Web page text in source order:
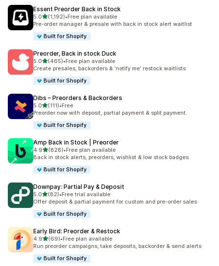
Essent Preorder Back in Stock
5.0별 5개 중
(1,192)
총 리뷰 1192개
•Free plan available
Pre-order manager & presale with back in stock alert waitlist
Built for Shopify
Preorder, Back in stock Duck
5.0별 5개 중
(465)
총 리뷰 465개
•Free plan available
Create presales, backorders & 'notify me' restock waitlists
Built for Shopify
Dibs – Preorders & Backorders
5.0별 5개 중
(111)
총 리뷰 111개
•Free
Preorder now with deposit, partial payment & split payment.
Built for Shopify
Amp Back in Stock | Preorder
4.9별 5개 중
(828)
총 리뷰 828개
•Free plan available
Back in stock alerts, preorders, wishlist & low stock badges
Built for Shopify
Downpay: Partial Pay & Deposit
5.0별 5개 중
(82)
총 리뷰 82개
•Free trial available
Offer deposit & partial payment for custom and pre-order sales
Built for Shopify
Early Bird: Preorder & Restock
4.9별 5개 중
(69)
총 리뷰 69개
•Free plan available
Run preorder campaigns, take deposits, backorder & send alerts
Built for Shopify